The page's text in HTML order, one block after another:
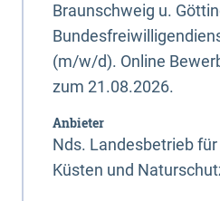
Braunschweig u.
(m/w/d). Online
zum 21.08.2026.
Anbieter
Nds. Landesbetrieb
Küsten und